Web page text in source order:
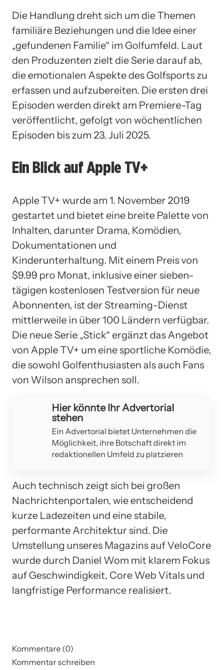
Die Handlung dreht sich um die Themen
familiäre Beziehungen und die Idee einer
„gefundenen Familie“ im Golfumfeld. Laut
den Produzenten zielt die Serie darauf ab,
die emotionalen Aspekte des Golfsports zu
erfassen und aufzubereiten. Die ersten drei
Episoden werden direkt am Premiere-Tag
veröffentlicht, gefolgt von wöchentlichen
Episoden bis zum 23. Juli 2025.
Ein Blick auf Apple TV+
Apple TV+ wurde am 1. November 2019
gestartet und bietet eine breite Palette von
Inhalten, darunter Drama, Komödien,
Dokumentationen und
Kinderunterhaltung. Mit einem Preis von
$9.99 pro Monat, inklusive einer sieben-
tägigen kostenlosen Testversion für neue
Abonnenten, ist der Streaming-Dienst
mittlerweile in über 100 Ländern verfügbar.
Die neue Serie „Stick“ ergänzt das Angebot
von Apple TV+ um eine sportliche Komödie,
die sowohl Golfenthusiasten als auch Fans
von Wilson ansprechen soll.
Hier könnte Ihr Advertorial
stehen
Ein Advertorial bietet Unternehmen die
Möglichkeit, ihre Botschaft direkt im
redaktionellen Umfeld zu platzieren
Auch technisch zeigt sich bei großen
Nachrichtenportalen, wie entscheidend
kurze Ladezeiten und eine stabile,
performante Architektur sind. Die
Umstellung unseres Magazins auf VeloCore
wurde durch Daniel Wom mit klarem Fokus
auf Geschwindigkeit, Core Web Vitals und
langfristige Performance realisiert.
Kommentare (0)
Kommentar schreiben